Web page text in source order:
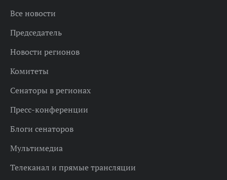
Все новости
Председатель
Новости регионов
Комитеты
Сенаторы в регионах
Пресс-конференции
Блоги сенаторов
Мультимедиа
Телеканал и прямые трансляции